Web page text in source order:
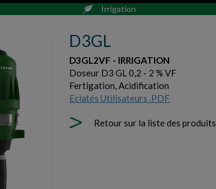
Irrigation
D3GL
D3GL2VF - IRRIGATION
Doseur D3 GL 0,2 - 2 % VF
Fertigation, Acidification
Eclatés Utilisateurs .PDF
Retour sur la liste des produits